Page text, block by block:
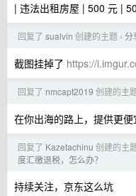
| 违法出租房屋 | 500 元 |
回复了 sualvin 创建的主题 › 分
截图挂掉了 https://
回复了 nmcapt2019 创建的主
在你出海的路上，提供更便
回复了 Kazetachinu 创建的主
度汇缴退税，怎么办？
持续关注，京东这么坑